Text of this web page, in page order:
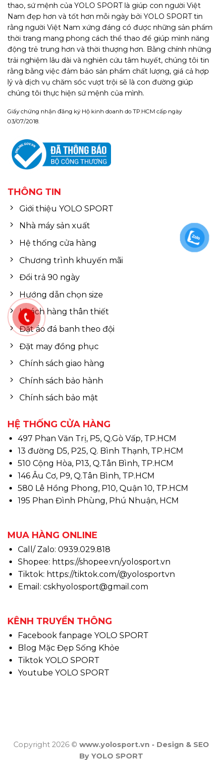
thao, sứ mệnh của YOLO SPORT là giúp con người Việt
Nam đẹp hơn và tốt hơn mỗi ngày bởi YOLO SPORT tin
rằng người Việt Nam xứng đáng có được những sản phẩm
thời trang mang phong cách thể thao để giúp mình năng
động trẻ trung hơn và thời thượng hơn. Bằng chính những
trải nghiệm lâu dài và nghiên cứu tâm huyết, chúng tôi tin
rằng bằng việc đảm bảo sản phẩm chất lượng, giá cả hợp
lý và dịch vụ chăm sóc vượt trội sẽ là con đường giúp
chúng tôi thực hiện sứ mệnh của mình.
Giấy chứng nhận đăng ký Hộ kinh doanh do TP.HCM cấp ngày
03/07/2018.
THÔNG TIN
Giới thiệu YOLO SPORT
Nhà máy sản xuất
Hệ thống cửa hàng
Chương trình khuyến mãi
Đổi trả 90 ngày
Hướng dẫn chọn size
Khách hàng thân thiết
Đặt áo đá banh theo đội
Đặt may đồng phục
Chính sách giao hàng
Chính sách bảo hành
Chính sách bảo mật
HỆ THỐNG CỬA HÀNG
497 Phan Văn Trị, P5, Q.Gò Vấp, TP.HCM
13 đường D5, P25, Q. Bình Thạnh, TP.HCM
510 Cộng Hòa, P13, Q.Tân Bình, TP.HCM
146 Âu Cơ, P9, Q.Tân Bình, TP.HCM
580 Lê Hồng Phong, P10, Quận 10, TP.HCM
195 Phan Đình Phùng, Phú Nhuận, HCM
MUA HÀNG ONLINE
Call/ Zalo: 0939.029.818
Shopee: https://shopee.vn/yolosport.vn
Tiktok: https://tiktok.com/@yolosportvn
Email: cskhyolosport@gmail.com
KÊNH TRUYỀN THÔNG
Facebook fanpage YOLO SPORT
Blog Mặc Đẹp Sống Khỏe
Tiktok YOLO SPORT
Youtube YOLO SPORT
Copyright 2026 © www.yolosport.vn - Design & SEO
By YOLO SPORT